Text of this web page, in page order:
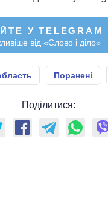
У TELEGRAM
від «Слово і діло»
Поранені
Поділитися: